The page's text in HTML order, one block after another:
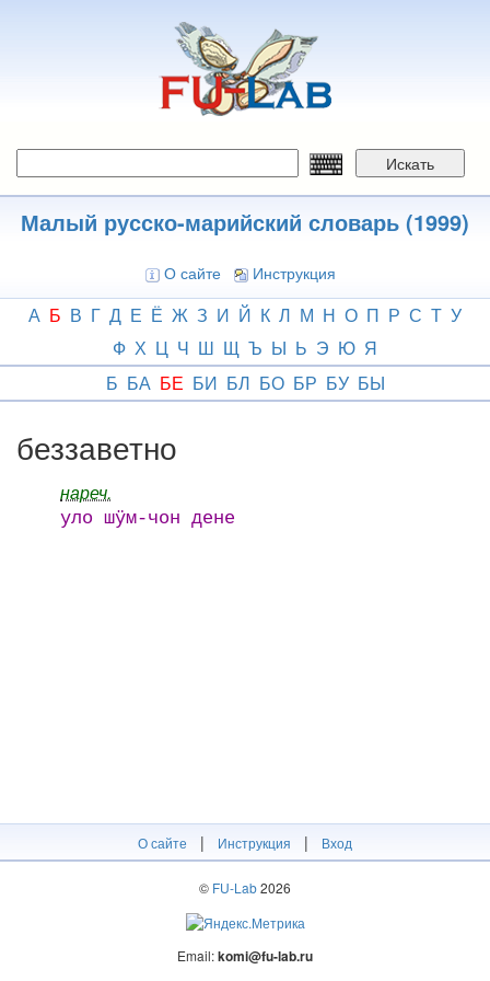
Искать
Малый русско-марийский словарь (1999)
О сайте Инструкция
А Б В Г Д Е Ё Ж З И Й К Л М Н О П Р С Т У
Ф Х Ц Ч Ш Щ Ъ Ы Ь Э Ю Я
Б БА БЕ БИ БЛ БО БР БУ БЫ
беззаветно
нареч.
уло шӱм-чон дене
О сайте | Инструкция | Вход
© FU-Lab2026
Email:komi@fu-lab.ru